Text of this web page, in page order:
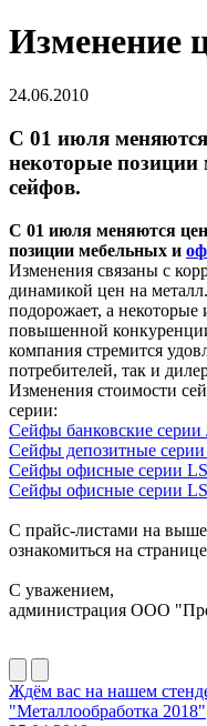
Изменение
24.06.2010
С 01 июля
некоторые
сейфов.
С 01 июля меняются
позиции мебельных и
Изменения связаны с
динамикой цен на
подорожает, а некоторые
повышенной
компания стремится
потребителей, так и
Изменения стоимости
серии:
Сейфы банковские
Сейфы депозитные
Сейфы офисные серии
Сейфы офисные серии
С прайс-листами на
ознакомиться на
С уважением,
администрация ООО
Ждём вас на нашем
"Металлообработка 2018"